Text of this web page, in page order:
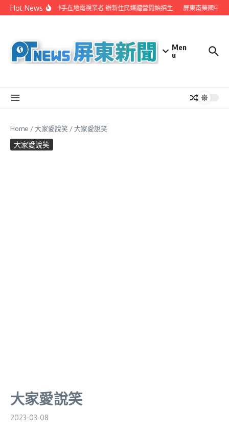
Skip to content
Hot News屏縣府聯手在地電視業者 辦新住民媒體營開始招生 屏東南榮國中赴
Men
u
Home /大家愛說笑 /大家愛說笑
大家愛說笑
大家愛說笑
2023-03-08